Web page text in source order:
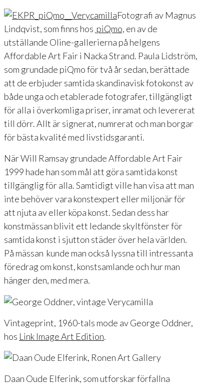
Fotografi av Magnus
Lindqvist, som finns hos piQmo, en av de
utställande Oline-gallerierna på helgens
Affordable Art Fair i Nacka Strand. Paula Lidström,
som grundade piQmo för två år sedan, berättade
att de erbjuder samtida skandinavisk fotokonst av
både unga och etablerade fotografer, tillgängligt
för alla i överkomliga priser, inramat och levererat
till dörr. Allt är signerat, numrerat och man borgar
för bästa kvalité med livstidsgaranti.
När Will Ramsay grundade Affordable Art Fair
1999 hade han som mål att göra samtida konst
tillgänglig för alla. Samtidigt ville han visa att man
inte behöver vara konstexpert eller miljonär för
att njuta av eller köpa konst. Sedan dess har
konstmässan blivit ett ledande skyltfönster för
samtida konst i sjutton städer över hela världen.
På mässan kunde man också lyssna till intressanta
föredrag om konst, konstsamlande och hur man
hänger den, med mera.
Vintageprint, 1960-tals mode av George Oddner,
hos Link Image Art Edition.
Daan Oude Elferink, som utforskar förfallna